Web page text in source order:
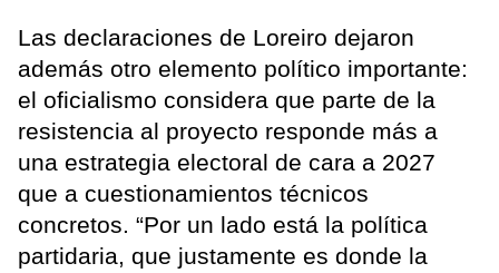
Las declaraciones de Loreiro dejaron
además otro elemento político importante:
el oficialismo considera que parte de la
resistencia al proyecto responde más a
una estrategia electoral de cara a 2027
que a cuestionamientos técnicos
concretos. “Por un lado está la política
partidaria, que justamente es donde la